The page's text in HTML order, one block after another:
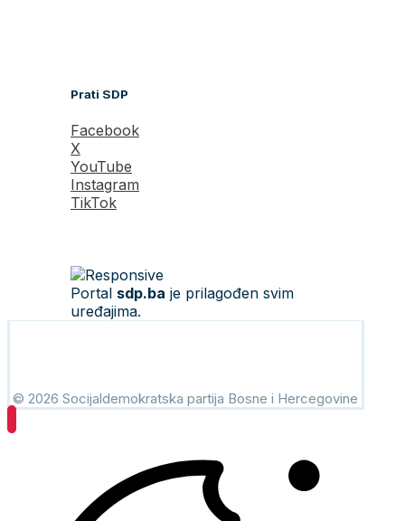
Prati SDP
Facebook
X
YouTube
Instagram
TikTok
Portal sdp.ba je prilagođen svim
uređajima.
© 2026 Socijaldemokratska partija Bosne i Hercegovine